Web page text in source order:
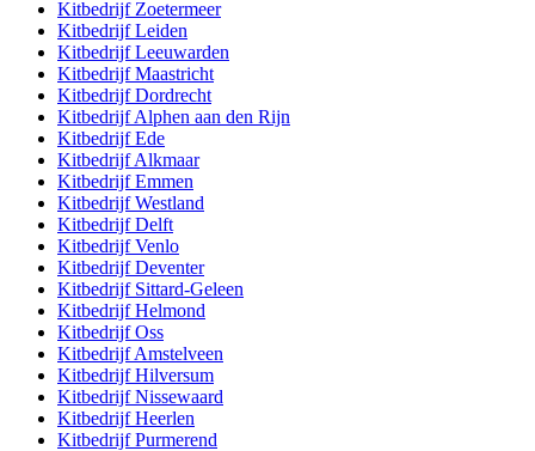
Kitbedrijf Zoetermeer
KitbedrijfLeiden
KitbedrijfLeeuwarden
KitbedrijfMaastricht
KitbedrijfDordrecht
KitbedrijfAlphen aan den Rijn
KitbedrijfEde
KitbedrijfAlkmaar
KitbedrijfEmmen
KitbedrijfWestland
KitbedrijfDelft
KitbedrijfVenlo
KitbedrijfDeventer
Kitbedrijf Sittard-Geleen
KitbedrijfHelmond
KitbedrijfOss
KitbedrijfAmstelveen
KitbedrijfHilversum
KitbedrijfNissewaard
KitbedrijfHeerlen
KitbedrijfPurmerend